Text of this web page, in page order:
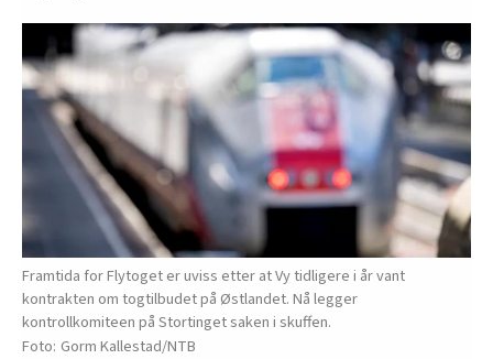
Framtida for Flytoget er uviss etter at Vy tidligere i år vant
kontrakten om togtilbudet på Østlandet. Nå legger
kontrollkomiteen på Stortinget saken i skuffen.
Gorm Kallestad/NTB